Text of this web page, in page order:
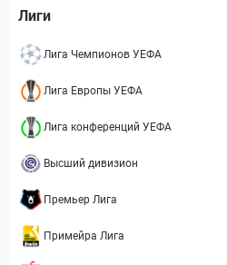
Лиги
Лига Чемпионов УЕФА
Лига Европы УЕФА
Лига конференций УЕФА
Высший дивизион
Премьер Лига
Примейра Лига